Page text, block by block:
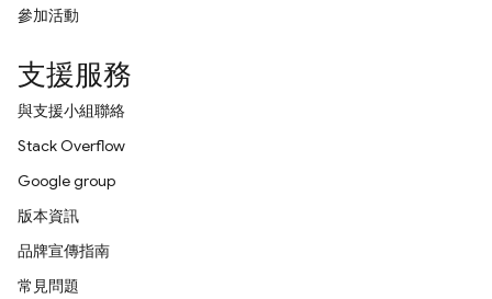
參加活動
支援服務
與支援小組聯絡
Stack Overflow
Google group
版本資訊
品牌宣傳指南
常見問題